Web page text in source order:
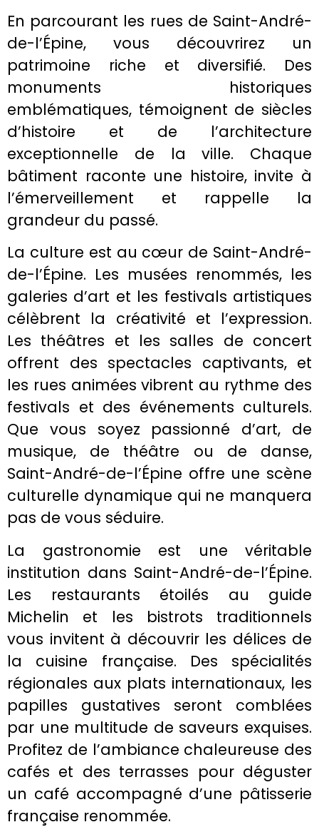
En parcourant les rues de Saint-André-
de-l’Épine, vous découvrirez un
patrimoine riche et diversifié. Des
monuments historiques
emblématiques, témoignent de siècles
d’histoire et de l’architecture
exceptionnelle de la ville. Chaque
bâtiment raconte une histoire, invite à
l’émerveillement et rappelle la
grandeur du passé.
La culture est au cœur de Saint-André-
de-l’Épine. Les musées renommés, les
galeries d’art et les festivals artistiques
célèbrent la créativité et l’expression.
Les théâtres et les salles de concert
offrent des spectacles captivants, et
les rues animées vibrent au rythme des
festivals et des événements culturels.
Que vous soyez passionné d’art, de
musique, de théâtre ou de danse,
Saint-André-de-l’Épine offre une scène
culturelle dynamique qui ne manquera
pas de vous séduire.
La gastronomie est une véritable
institution dans Saint-André-de-l’Épine.
Les restaurants étoilés au guide
Michelin et les bistrots traditionnels
vous invitent à découvrir les délices de
la cuisine française. Des spécialités
régionales aux plats internationaux, les
papilles gustatives seront comblées
par une multitude de saveurs exquises.
Profitez de l’ambiance chaleureuse des
cafés et des terrasses pour déguster
un café accompagné d’une pâtisserie
française renommée.